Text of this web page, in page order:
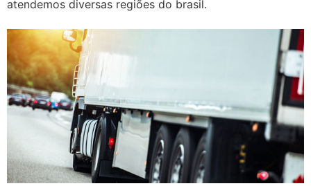
atendemos diversas regiões do brasil.